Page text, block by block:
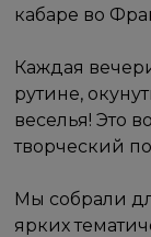
кабаре во
Каждая
рутине,
веселья! Это
творческий
Мы собрали
ярких